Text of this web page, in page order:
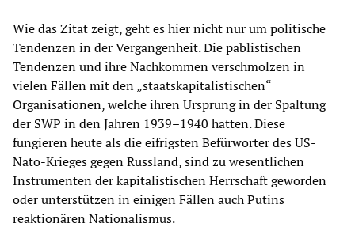
Wie das Zitat zeigt, geht es hier nicht nur um politische
Tendenzen in der Vergangenheit. Die pablistischen
Tendenzen und ihre Nachkommen verschmolzen in
vielen Fällen mit den „staatskapitalistischen“
Organisationen, welche ihren Ursprung in der Spaltung
der SWP in den Jahren 1939–1940 hatten. Diese
fungieren heute als die eifrigsten Befürworter des US-
Nato-Krieges gegen Russland, sind zu wesentlichen
Instrumenten der kapitalistischen Herrschaft geworden
oder unterstützen in einigen Fällen auch Putins
reaktionären Nationalismus.